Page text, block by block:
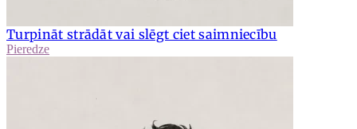
Turpināt strādāt vai slēgt ciet saimniecību
Pieredze